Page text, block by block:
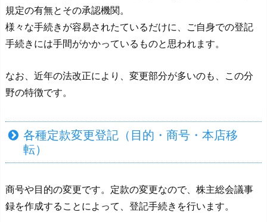
規定の有無とその承認機関。
様々な手続きが容易されたているだけに、ご自身での登記
手続きには手間がかかっているものと思われます。
なお、近年の法改正により、変更部分が多いのも、この分
野の特徴です。
各種定款変更登記（目的・商号・本店移
転）
商号や目的の変更です。定款の変更なので、株主総会議事
録を作成することによって、登記手続きを行います。